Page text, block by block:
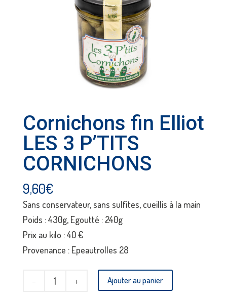
Cornichons fin Elliot
LES 3 P’TITS
CORNICHONS
9,60€
Sans conservateur, sans sulfites, cueillis à la main
Poids : 430g, Egoutté : 240g
Prix au kilo : 40 €
Provenance : Epeautrolles 28
quantité
Ajouter au panier